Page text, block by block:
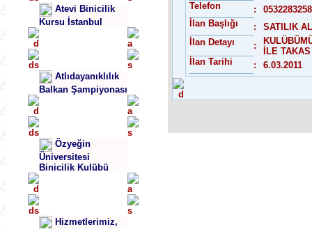
Atevi Binicilik
Kursu İstanbul
Atlıdayanıklılık
Balkan Şampiyonası
Özyeğin
Üniversitesi
Binicilik Kulübü
Hizmetlerimiz,
Telefon
:
İlan Başlığı
:
SATILIK
İlan Detayı
:
İLE
İlan Tarihi
: 6.03.2011